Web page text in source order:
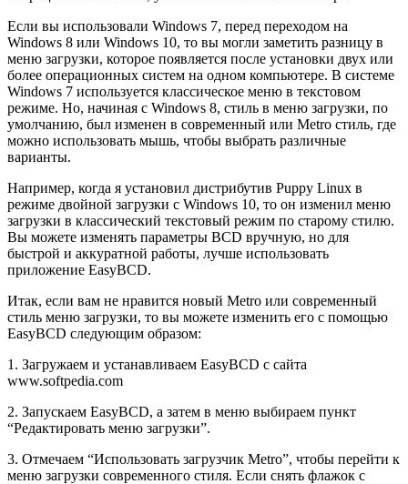
Если вы использовали Windows 7, перед переходом на
Windows 8 или Windows 10, то вы могли заметить разницу в
меню загрузки, которое появляется после установки двух или
более операционных систем на одном компьютере. В системе
Windows 7 используется классическое меню в текстовом
режиме. Но, начиная с Windows 8, стиль в меню загрузки, по
умолчанию, был изменен в современный или Metro стиль, где
можно использовать мышь, чтобы выбрать различные
варианты.
Например, когда я установил дистрибутив Puppy Linux в
режиме двойной загрузки с Windows 10, то он изменил меню
загрузки в классический текстовый режим по старому стилю.
Вы можете изменять параметры BCD вручную, но для
быстрой и аккуратной работы, лучше использовать
приложение EasyBCD.
Итак, если вам не нравится новый Metro или современный
стиль меню загрузки, то вы можете изменить его с помощью
EasyBCD следующим образом:
1. Загружаем и устанавливаем EasyBCD с сайта
www.softpedia.com
2. Запускаем EasyBCD, а затем в меню выбираем пункт
“Редактировать меню загрузки”.
3. Отмечаем “Использовать загрузчик Metro”, чтобы перейти к
меню загрузки современного стиля. Если снять флажок с